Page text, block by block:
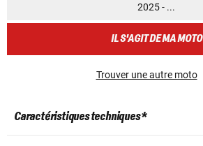
2025 - ...
IL S'AGIT DE MA MOTO
Trouver une autre moto
Caractéristiques techniques *